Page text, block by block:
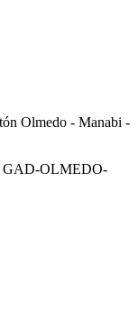
Olmedo - Manabi -
GAD-OLMEDO-